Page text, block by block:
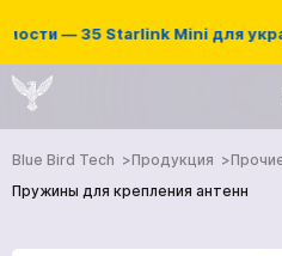
— 35 Starlink Mini для
Blue Bird Tech Продукция
Пружины для крепления антенн